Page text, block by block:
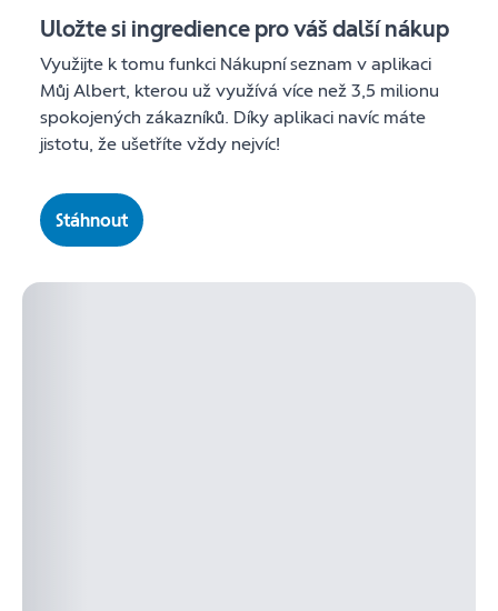
Uložte si ingredience pro váš další nákup
Využijte k tomu funkci Nákupní seznam v aplikaci
Můj Albert, kterou už využívá více než 3,5 milionu
spokojených zákazníků. Díky aplikaci navíc máte
jistotu, že ušetříte vždy nejvíc!
Stáhnout